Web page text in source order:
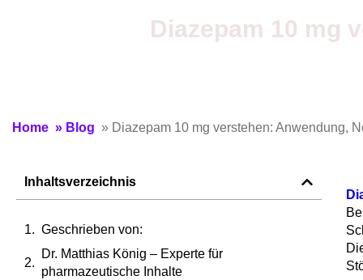
Diazepam 10 mg
Home » Blog » Diazepam 10 mg verstehen: Anwendung,
Inhaltsverzeichnis
Geschrieben von:
Dr. Matthias König – Experte für
pharmazeutische Inhalte